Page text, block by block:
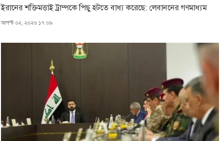
ইরানের শক্তিমত্তাই ট্রাম্পকে পিছু হটতে বাধ্য করেছে: লেবাননের গণমাধ্যম
আগস্ট ০২, ২০২৬ ১৭:০৯